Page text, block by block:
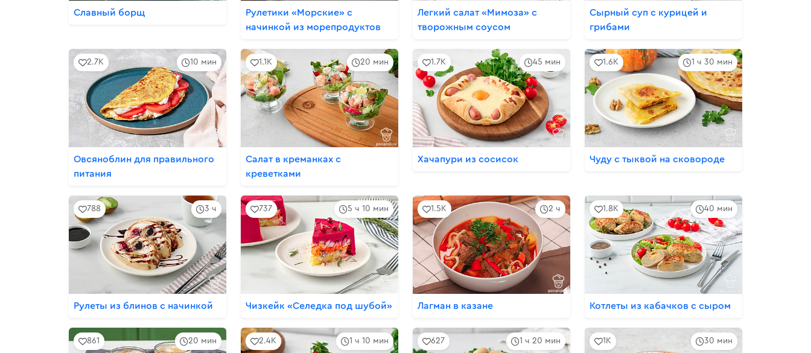
Славный борщ
Рулетики «Морские» с
начинкой из морепродуктов
Легкий салат «Мимоза» с
творожным соусом
Сырный суп с курицей и
грибами
10 мин
2.7K
Овсяноблин для правильного
питания
20 мин
1.1K
Салат в креманках с
креветками
45 мин
1.7K
Хачапури из сосисок
1 ч 30 мин
1.6K
Чуду с тыквой на сковороде
3 ч
788
Рулеты из блинов с начинкой
5 ч 10 мин
737
Чизкейк «Селедка под шубой»
2 ч
1.5K
Лагман в казане
40 мин
1.8K
Котлеты из кабачков с сыром
20 мин
861 1 ч 10 мин
2.4K 1 ч 20 мин
627 30 мин
1K